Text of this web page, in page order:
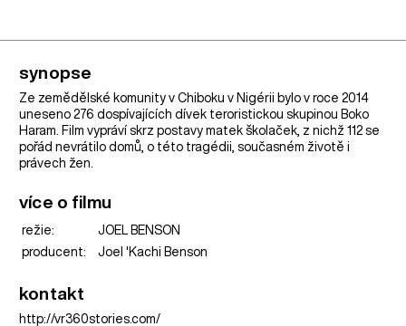
synopse
Ze zemědělské komunity v Chiboku v Nigérii bylo v roce 2014
uneseno 276 dospívajících dívek teroristickou skupinou Boko
Haram. Film vypráví skrz postavy matek školaček, z nichž 112 se
pořád nevrátilo domů, o této tragédii, současném životě i
právech žen.
více o filmu
režie:
JOEL BENSON
producent:
Joel 'Kachi Benson
kontakt
http://vr360stories.com/